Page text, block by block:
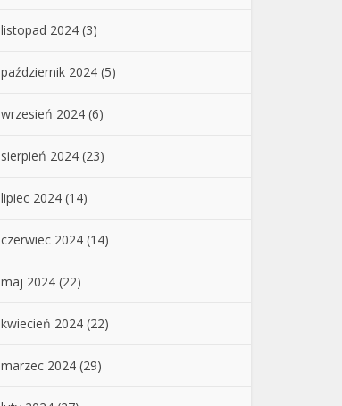
listopad 2024 (3)
październik 2024 (5)
wrzesień 2024 (6)
sierpień 2024 (23)
lipiec 2024 (14)
czerwiec 2024 (14)
maj 2024 (22)
kwiecień 2024 (22)
marzec 2024 (29)